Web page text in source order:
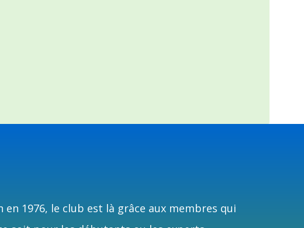
1976, le club est là grâce aux membres qui